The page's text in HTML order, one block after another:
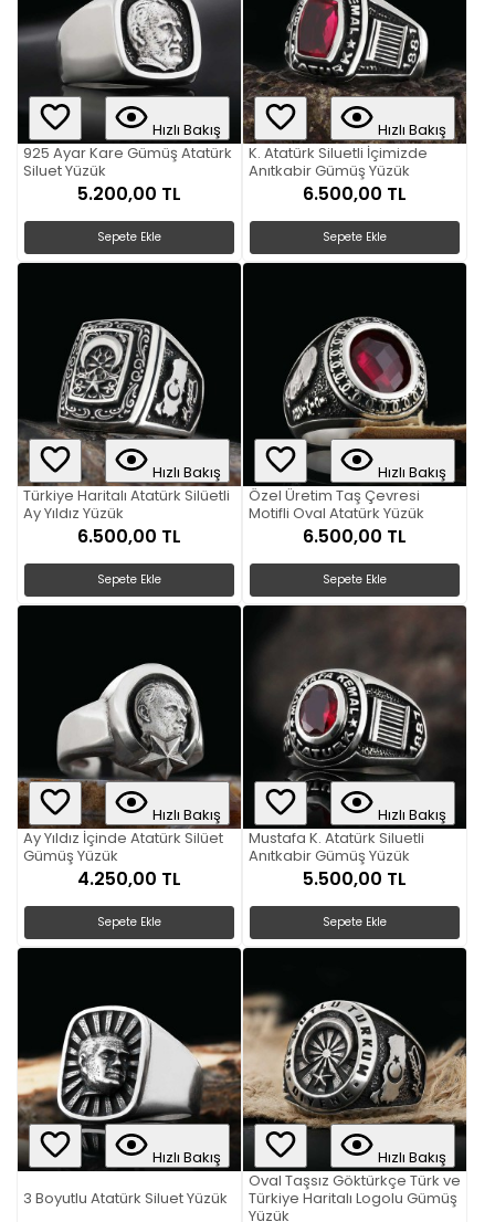
Hızlı Bakış
925 Ayar Kare Gümüş Atatürk
Siluet Yüzük
5.200,00 TL
Sepete Ekle
Hızlı Bakış
K. Atatürk Siluetli İçimizde
Anıtkabir Gümüş Yüzük
6.500,00 TL
Sepete Ekle
Hızlı Bakış
Türkiye Haritalı Atatürk Silüetli
Ay Yıldız Yüzük
6.500,00 TL
Sepete Ekle
Hızlı Bakış
Özel Üretim Taş Çevresi
Motifli Oval Atatürk Yüzük
6.500,00 TL
Sepete Ekle
Hızlı Bakış
Ay Yıldız İçinde Atatürk Silüet
Gümüş Yüzük
4.250,00 TL
Sepete Ekle
Hızlı Bakış
Mustafa K. Atatürk Siluetli
Anıtkabir Gümüş Yüzük
5.500,00 TL
Sepete Ekle
Hızlı Bakış
3 Boyutlu Atatürk Siluet Yüzük
Hızlı Bakış
Oval Taşsız Göktürkçe Türk ve
Türkiye Haritalı Logolu Gümüş
Yüzük